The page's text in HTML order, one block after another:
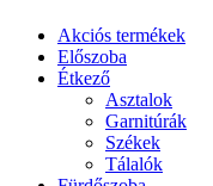
Akciós termékek
Előszoba
Étkező
Asztalok
Garnitúrák
Székek
Tálalók